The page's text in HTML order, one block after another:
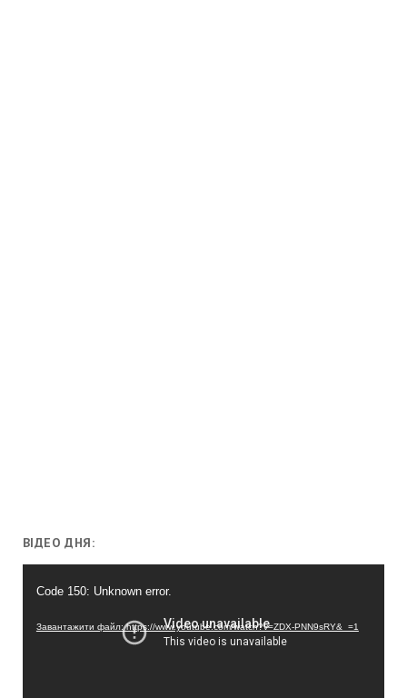
ВІДЕО ДНЯ:
Code 150: Unknown error.
Завантажити файл: https://www.youtube.com/watch?v=ZDX-PNN9sRY&_=1